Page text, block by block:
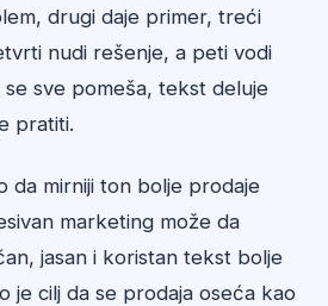
drugi daje primer, treći
nudi rešenje, a peti vodi
se sve pomeša, tekst deluje
pratiti.
da mirniji ton bolje prodaje
marketing može da
jasan i koristan tekst bolje
je cilj da se prodaja oseća kao